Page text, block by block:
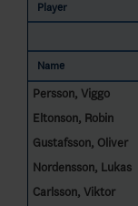
Player
Name
Persson, Viggo
Eltonson, Robin
Gustafsson, Oliver
Nordensson, Lukas
Carlsson, Viktor